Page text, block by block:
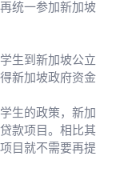
统一参加新加坡
生到新加坡公立
新加坡政府资金
生的政策，新加
款项目。相比其
目就不需要再提